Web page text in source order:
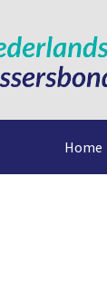
Home